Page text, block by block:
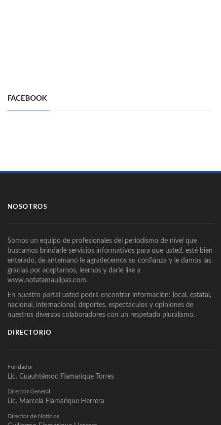
FACEBOOK
NOSOTROS
Somos un equipo de profesionales del periodismo de nivel que
buscamos brindarle servicios informativos para que usted, esté bien
enterado, de antemano le agradecemos su confianza y le damos las
gracias por aceptarnos, leernos y darle like a
www.notatamaulipas.com.
En nuestro portal usted podrá encontrar información: local, estatal,
nacional, internacional, deportes, espectáculos y opiniones de
nuestros diversos colaboradores con un respetado pluralismo.
DIRECTORIO
Fundador
Lic. Cuauhtémoc Flamarique Torres
Director General
Lic. Marcela Flamarique Herrera
Director de Noticias